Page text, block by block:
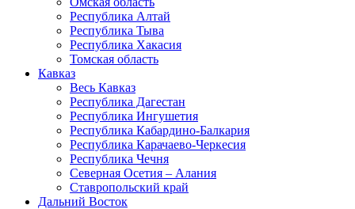
Республика Алтай
Республика Тыва
Республика Хакасия
Томская область
Кавказ
Весь Кавказ
Республика Дагестан
Республика Ингушетия
Республика Кабардино-Балкария
Республика Карачаево-Черкесия
Республика Чечня
Северная Осетия – Алания
Ставропольский край
Дальний Восток